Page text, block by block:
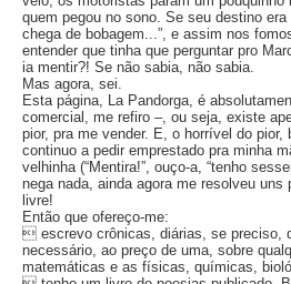
quem pegou no sono. Se seu destino era
chega de bobagem...”, e assim nos
entender que tinha que perguntar pro
ia mentir?! Se não sabia, não sabia.
Mas agora, sei.
Esta página, La Pandorga, é
comercial, me refiro –, ou seja, existe
pior, pra me vender. E, o horrível do pior,
continuo a pedir emprestado pra minha
velhinha (“Mentira!”, ouço-a, “tenho
nega nada, ainda agora me resolveu uns
livre!
Então que ofereço-me:
 escrevo crônicas, diárias, se preciso,
necessário, ao preço de uma, sobre
matemáticas e as físicas, químicas,